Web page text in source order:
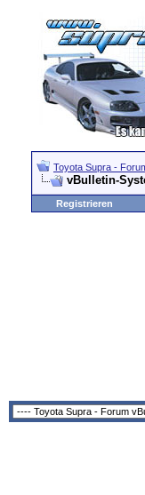
Toyota Supra -
vBulletin-
Registrieren